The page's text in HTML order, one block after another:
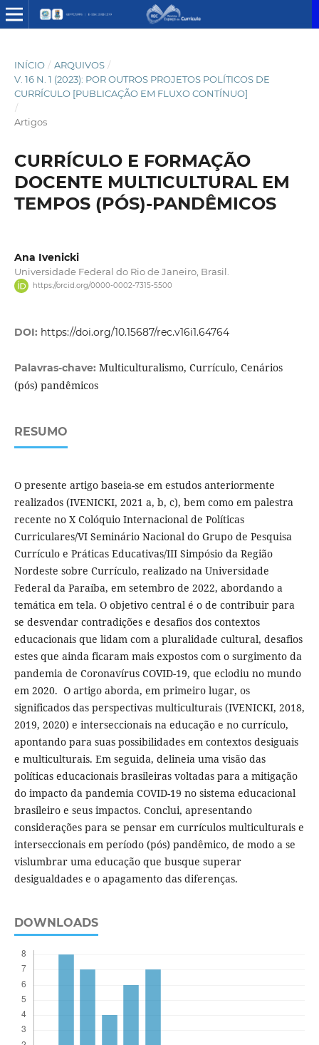
INÍCIO / ARQUIVOS /
V. 16 N. 1 (2023): POR OUTROS PROJETOS POLÍTICOS DE
CURRÍCULO [PUBLICAÇÃO EM FLUXO CONTÍNUO]
/
Artigos
CURRÍCULO E FORMAÇÃO
DOCENTE MULTICULTURAL EM
TEMPOS (PÓS)-PANDÊMICOS
Ana Ivenicki
Universidade Federal do Rio de Janeiro, Brasil.
https://orcid.org/0000-0002-7315-5500
DOI: https://doi.org/10.15687/rec.v16i1.64764
Palavras-chave: Multiculturalismo, Currículo, Cenários
(pós) pandêmicos
RESUMO
O presente artigo baseia-se em estudos anteriormente
realizados (IVENICKI, 2021 a, b, c), bem como em palestra
recente no X Colóquio Internacional de Políticas
Curriculares/VI Seminário Nacional do Grupo de Pesquisa
Currículo e Práticas Educativas/III Simpósio da Região
Nordeste sobre Currículo, realizado na Universidade
Federal da Paraíba, em setembro de 2022, abordando a
temática em tela. O objetivo central é o de contribuir para
se desvendar contradições e desafios dos contextos
educacionais que lidam com a pluralidade cultural, desafios
estes que ainda ficaram mais expostos com o surgimento da
pandemia de Coronavírus COVID-19, que eclodiu no mundo
em 2020. O artigo aborda, em primeiro lugar, os
significados das perspectivas multiculturais (IVENICKI, 2018,
2019, 2020) e interseccionais na educação e no currículo,
apontando para suas possibilidades em contextos desiguais
e multiculturais. Em seguida, delineia uma visão das
políticas educacionais brasileiras voltadas para a mitigação
do impacto da pandemia COVID-19 no sistema educacional
brasileiro e seus impactos. Conclui, apresentando
considerações para se pensar em currículos multiculturais e
interseccionais em período (pós) pandêmico, de modo a se
vislumbrar uma educação que busque superar
desigualdades e o apagamento das diferenças.
DOWNLOADS